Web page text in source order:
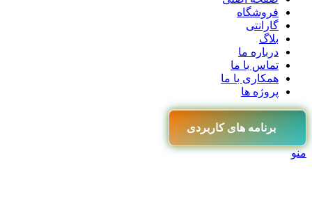
فروشگاه
گارانتی
بلاگ
درباره ما
تماس با ما
همکاری با ما
پروژه ها
برنامه های کاربردی
منو